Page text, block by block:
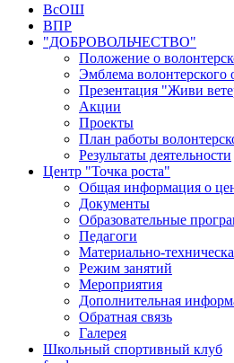
ВсОШ
ВПР
"ДОБРОВОЛЬЧЕСТВО"
Положение о
Эмблема волонтерского
Презентация "Живи
Акции
Проекты
План работы
Результаты деятельности
Центр "Точка роста"
Общая информация о
Документы
Образовательные
Педагоги
Материально-
Режим занятий
Мероприятия
Дополнительная
Обратная связь
Галерея
Школьный спортивный клуб